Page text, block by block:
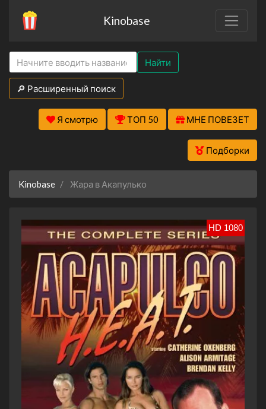
Kinobase
Найти
🔎 Расширенный поиск
Я смотрю ТОП 50 МНЕ ПОВЕЗЕТ
Подборки
Kinobase Жара в Акапулько
HD 1080